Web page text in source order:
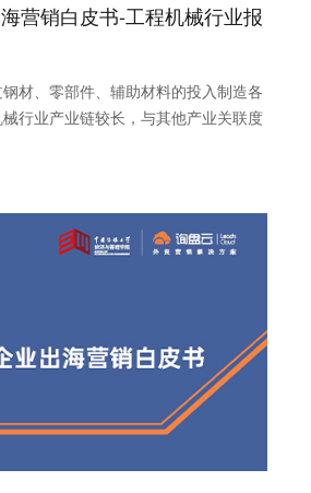
营销白皮书-工程机械行业报
材、零部件、辅助材料的投入制造各
行业产业链较长，与其他产业关联度
域。